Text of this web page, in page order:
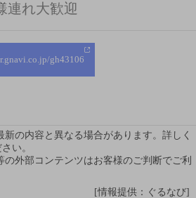
連れ大歓迎
gh43106
の内容と異なる場合があります。詳しく
い。
外部コンテンツはお客様のご判断でご利
[情報提供：ぐるなび]